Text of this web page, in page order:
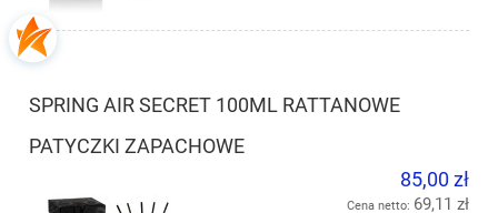
SPRING AIR SECRET 100ML RATTANOWE
PATYCZKI ZAPACHOWE
85,00 zł
Cena netto: 69,11 zł